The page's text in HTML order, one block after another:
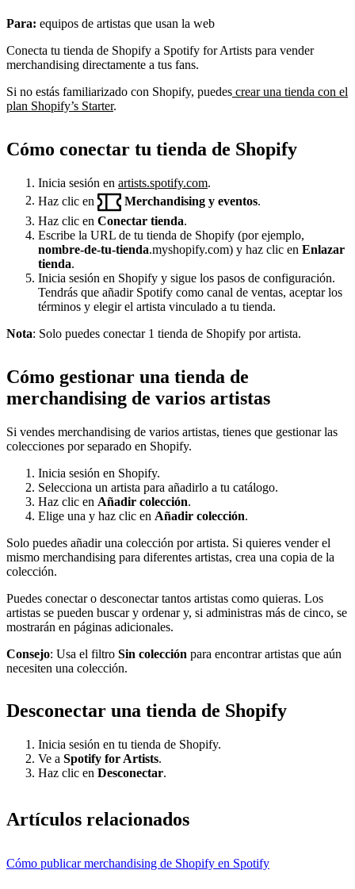
Para: equipos de artistas que usan la web
Conecta tu tienda de Shopify a Spotify for Artists para vender
merchandising directamente a tus fans.
Si no estás familiarizado con Shopify, puedes crear una tienda con el
plan Shopify’s Starter.
Cómo conectar tu tienda de Shopify
Inicia sesión en artists.spotify.com.
Haz clic en
Merchandising y eventos
Haz clic en Conectar tienda.
Escribe la URL de tu tienda de Shopify (por ejemplo,
nombre-de-tu-tienda.myshopify.com) y haz clic en Enlazar
tienda.
Inicia sesión en Shopify y sigue los pasos de configuración.
Tendrás que añadir Spotify como canal de ventas, aceptar los
términos y elegir el artista vinculado a tu tienda.
Nota: Solo puedes conectar 1 tienda de Shopify por artista.
Cómo gestionar una tienda de
merchandising de varios artistas
Si vendes merchandising de varios artistas, tienes que gestionar las
colecciones por separado en Shopify.
Inicia sesión en Shopify.
Selecciona un artista para añadirlo a tu catálogo.
Haz clic en Añadir colección.
Elige una y haz clic en Añadir colección.
Solo puedes añadir una colección por artista. Si quieres vender el
mismo merchandising para diferentes artistas, crea una copia de la
colección.
Puedes conectar o desconectar tantos artistas como quieras. Los
artistas se pueden buscar y ordenar y, si administras más de cinco, se
mostrarán en páginas adicionales.
Consejo: Usa el filtro Sin colección para encontrar artistas que aún
necesiten una colección.
Desconectar una tienda de Shopify
Inicia sesión en tu tienda de Shopify.
Ve a Spotify for Artists.
Haz clic en Desconectar.
Artículos relacionados
Cómo publicar merchandising de Shopify en Spotify